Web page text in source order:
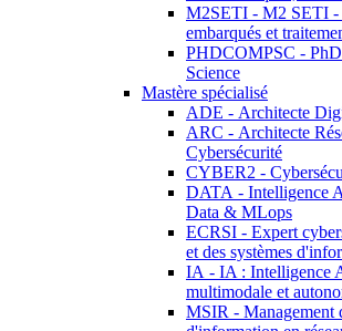
M2SETI - M2 SETI -
embarqués et
PHDCOMPSC -
Science
Mastère spécialisé
ADE - Architecte
ARC - Architecte
Cybersécurité
CYBER2 -
DATA - Intelligence
Data & MLops
ECRSI - Expert
et des systèmes
IA - IA : Intelligence
multimodale et
MSIR - Management